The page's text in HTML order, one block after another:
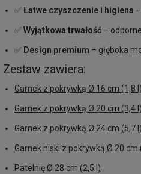
✅Łatwe czyszczenie i higiena
✅Wyjątkowa trwałość –
✅ Design premium – głęboka
Zestaw zawiera:
Garnek z pokrywką Ø 16 cm (1,8 l)
Garnek z pokrywką Ø 20 cm (3,4 l)
Garnek z pokrywką Ø 24 cm (5,7 l)
Garnek niski z pokrywką Ø 20 cm
Patelnię Ø 28 cm (2,5 l)